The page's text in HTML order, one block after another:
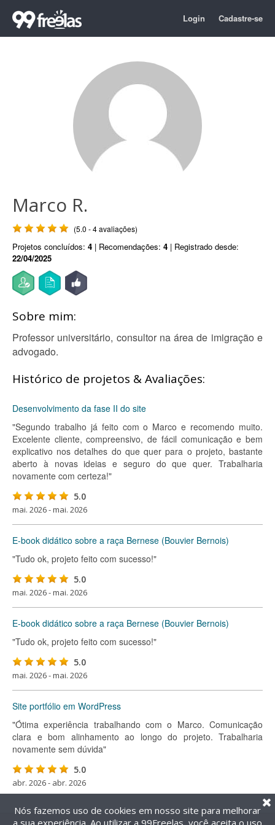
Login Cadastre-se
Marco R.
(5.0 - 4 avaliações)
Projetos concluídos: 4 | Recomendações: 4 | Registrado desde:
22/04/2025
Sobre mim:
Professor universitário, consultor na área de imigração e
advogado.
Histórico de projetos & Avaliações:
Desenvolvimento da fase II do site
"Segundo trabalho já feito com o Marco e recomendo muito.
Excelente cliente, compreensivo, de fácil comunicação e bem
explicativo nos detalhes do que quer para o projeto, bastante
aberto à novas ideias e seguro do que quer. Trabalharia
novamente com certeza!"
5.0
mai. 2026 - mai. 2026
E-book didático sobre a raça Bernese (Bouvier Bernois)
"Tudo ok, projeto feito com sucesso!"
5.0
mai. 2026 - mai. 2026
E-book didático sobre a raça Bernese (Bouvier Bernois)
"Tudo ok, projeto feito com sucesso!"
5.0
mai. 2026 - mai. 2026
Site portfólio em WordPress
"Ótima experiência trabalhando com o Marco. Comunicação
clara e bom alinhamento ao longo do projeto. Trabalharia
novamente sem dúvida"
5.0
abr. 2026 - abr. 2026
Nós fazemos uso de cookies em nosso site para melhorar
a sua experiência. Ao utilizar a 99Freelas, você aceita o uso